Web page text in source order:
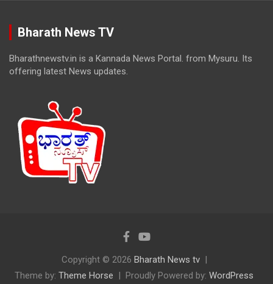
Bharath News TV
Bharathnewstv.in is a Kannada News Portal. from Mysuru. Its
offering latest News updates.
Copyright © 2026 Bharath News tv
Theme by: Theme Horse Proudly Powered by: WordPress